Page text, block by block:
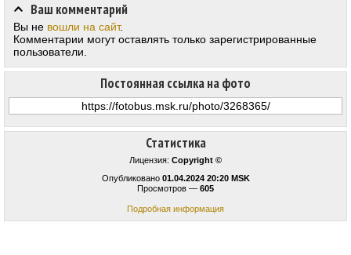
Статистика
Лицензия: Copyright ©
Опубликовано 01.04.2024 20:20 MSK
Просмотров — 605
Подробная информация
Постоянная ссылка на фото
Ваш комментарий
Вы не вошли на сайт.
Комментарии могут оставлять только зарегистрированные
пользователи.